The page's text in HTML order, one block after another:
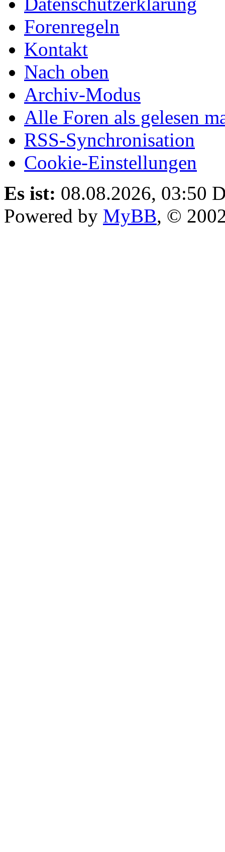
Forenregeln
Kontakt
Nach oben
Archiv-Modus
Alle Foren als gelesen
RSS-Synchronisation
Cookie-Einstellungen
Es ist: 08.08.2026, 03:50
Powered by MyBB, ©